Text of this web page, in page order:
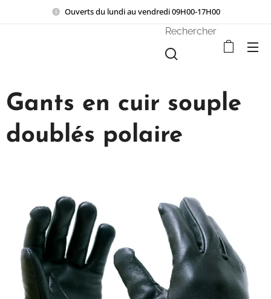
Ouverts du lundi au vendredi 09H00-17H00
Rechercher
Gants en cuir souple
doublés polaire